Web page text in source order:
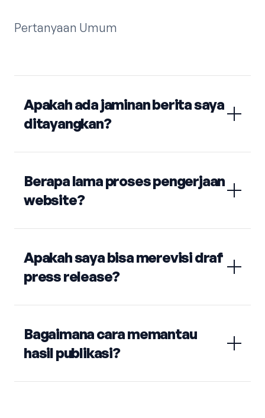
Pertanyaan Umum
Apakah ada jaminan berita saya
ditayangkan?
Berapa lama proses pengerjaan
website?
Apakah saya bisa merevisi draf
press release?
Bagaimana cara memantau
hasil publikasi?